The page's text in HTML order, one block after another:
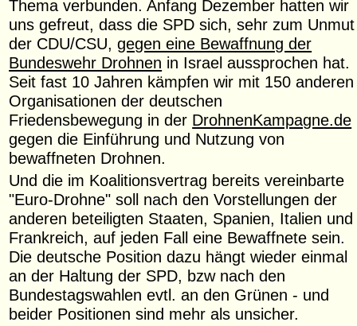
Thema verbunden. Anfang Dezember hatten wir
uns gefreut, dass die SPD sich, sehr zum Unmut
der CDU/CSU,gegen eine Bewaffnung der
Bundeswehr Drohnen in Israel aussprochen hat.
Seit fast 10 Jahren kämpfen wir mit 150 anderen
Organisationen der deutschen
Friedensbewegung in der DrohnenKampagne.de
gegen die Einführung und Nutzung von
bewaffneten Drohnen.
Und die im Koalitionsvertrag bereits vereinbarte
"Euro-Drohne" soll nach den Vorstellungen der
anderen beteiligten Staaten, Spanien, Italien und
Frankreich, auf jeden Fall eine Bewaffnete sein.
Die deutsche Position dazu hängt wieder einmal
an der Haltung der SPD, bzw nach den
Bundestagswahlen evtl. an den Grünen - und
beider Positionen sind mehr als unsicher.